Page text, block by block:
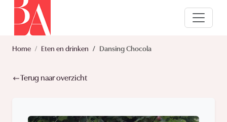
Home Eten en drinken Dansing Chocola
Terug naar overzicht